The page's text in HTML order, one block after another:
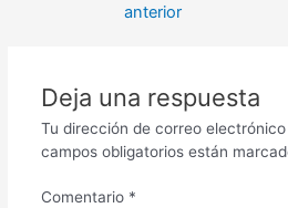
anterior
Deja una respuesta
Tu dirección de correo
campos obligatorios están
Comentario *